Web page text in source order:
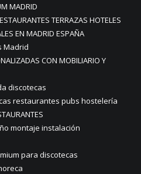
MADRID
TERRAZAS HOTELES
EN MADRID ESPAÑA
Madrid
CON MOBILIARIO Y
discotecas
restaurantes pubs hostelería
montaje instalación
para discotecas